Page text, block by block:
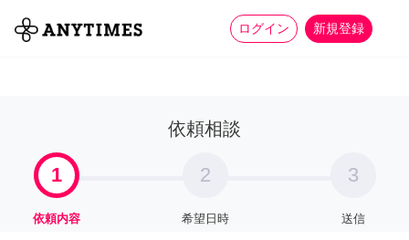
ログイン 新規登録
全て 家事 more_horiz
依頼相談
1
依頼内容
2
希望日時
3
送信